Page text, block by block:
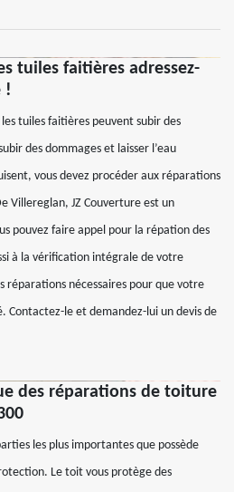
tuiles faitières adressez-
!
tuiles faitières peuvent subir des
des dommages et laisser l’eau
vous devez procéder aux réparations
Villereglan, JZ Couverture est un
pouvez faire appel pour la répation des
à la vérification intégrale de votre
nécessaires pour que votre
le et demandez-lui un devis de
des réparations de toiture
les plus importantes que possède
Le toit vous protège des